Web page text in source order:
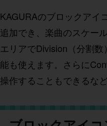
KAGURAのブロックアイ
追加でき、楽曲のスケー
エリアでDivision（分割
能も使えます。さらに
操作することもできるな